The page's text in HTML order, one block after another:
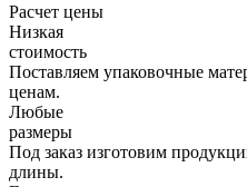
Расчет цены
Низкая
стоимость
Поставляем упаковочные
ценам.
Любые
размеры
Под заказ изготовим
длины.